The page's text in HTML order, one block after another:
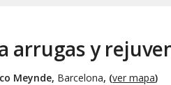
arrugas y
Meynde, Barcelona, (ver mapa)